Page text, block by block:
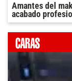
Amantes del
acabado